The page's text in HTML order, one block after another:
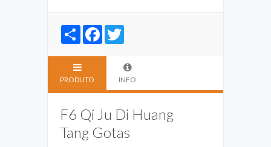
Share Facebook
PRODUTO INFO
F6 Qi Ju Di Huang
Tang Gotas